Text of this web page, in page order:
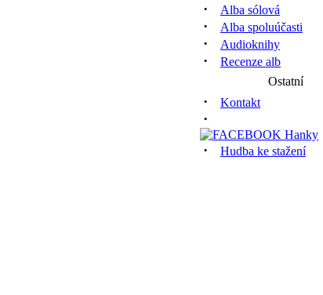
· Alba sólová
· Alba spoluúčasti
· Audioknihy
·
Recenze alb
Ostatní
· Kontakt
·
·
Hudba ke stažení